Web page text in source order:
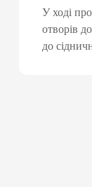
У ході
отворів
до